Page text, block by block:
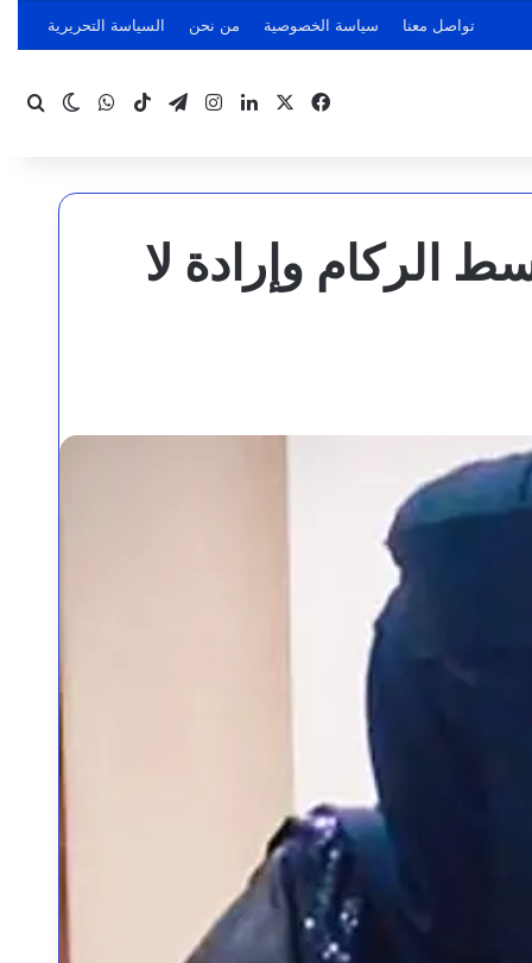
تواصل معنا سياسة الخصوصية من نحن السياسة التحريرية
فيسبوك لينكدإنانستقرام
تيلقرام ‫TikTokواتسابالوضع
الركام وإرادة لا